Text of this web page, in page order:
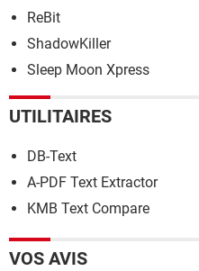
ReBit
ShadowKiller
Sleep Moon Xpress
UTILITAIRES
DB-Text
A-PDF Text Extractor
KMB Text Compare
VOS AVIS